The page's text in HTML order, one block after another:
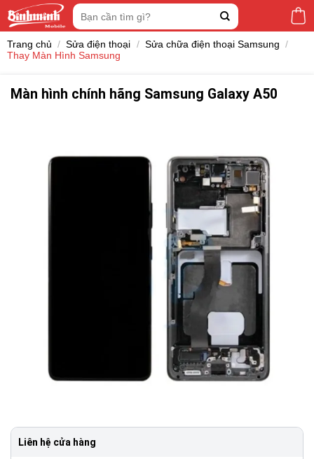
Tìm
kiếm:
Trang chủ / Sửa điện thoại / Sửa chữa điện thoại Samsung /
Thay Màn Hình Samsung
Màn hình chính hãng Samsung Galaxy A50
Liên hệ cửa hàng